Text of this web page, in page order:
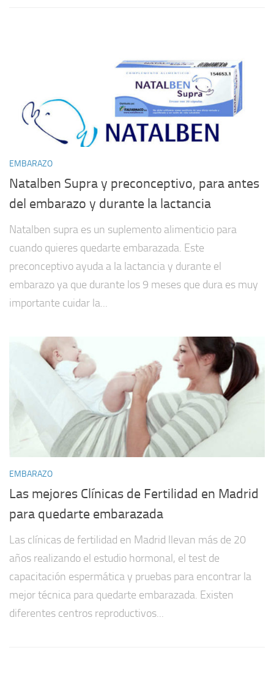
EMBARAZO
Natalben Supra y preconceptivo, para antes
del embarazo y durante la lactancia
Natalben supra es un suplemento alimenticio para
cuando quieres quedarte embarazada. Este
preconceptivo ayuda a la lactancia y durante el
embarazo ya que durante los 9 meses que dura es muy
importante cuidar la...
EMBARAZO
Las mejores Clínicas de Fertilidad en Madrid
para quedarte embarazada
Las clínicas de fertilidad en Madrid llevan más de 20
años realizando el estudio hormonal, el test de
capacitación espermática y pruebas para encontrar la
mejor técnica para quedarte embarazada. Existen
diferentes centros reproductivos...